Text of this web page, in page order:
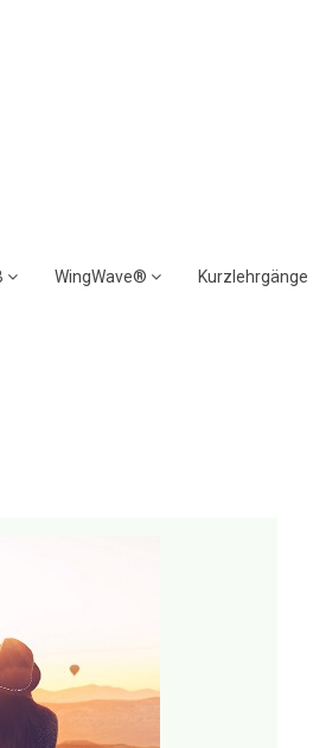
WingWave® Kurzlehrgänge